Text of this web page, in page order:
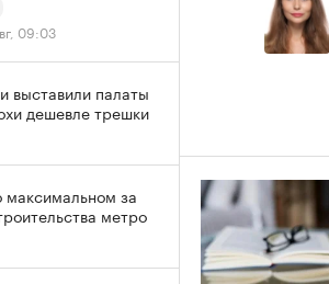
09:03
выставили палаты
дешевле трешки
максимальном за
метро